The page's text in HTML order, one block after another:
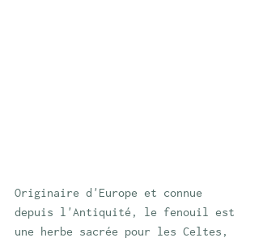
Originaire d'Europe et connue
depuis l'Antiquité, le fenouil est
une herbe sacrée pour les Celtes,